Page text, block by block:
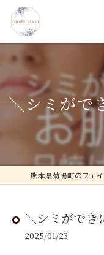
＼シミがで
＼シミができ
2025/01/23